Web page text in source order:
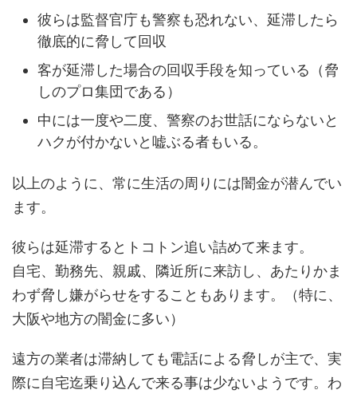
彼らは監督官庁も警察も恐れない、延滞したら
徹底的に脅して回収
客が延滞した場合の回収手段を知っている（脅
しのプロ集団である）
中には一度や二度、警察のお世話にならないと
ハクが付かないと嘘ぶる者もいる。
以上のように、常に生活の周りには闇金が潜んでい
ます。
彼らは延滞するとトコトン追い詰めて来ます。
自宅、勤務先、親戚、隣近所に来訪し、あたりかま
わず脅し嫌がらせをすることもあります。（特に、
大阪や地方の闇金に多い）
遠方の業者は滞納しても電話による脅しが主で、実
際に自宅迄乗り込んで来る事は少ないようです。わ